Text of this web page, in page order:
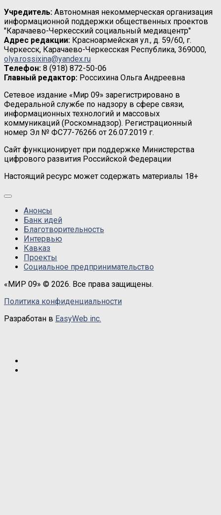
Учредитель: Автономная некоммерческая организация
информационной поддержки общественных проектов
"Карачаево-Черкесский социальный медиацентр"
Адрес редакции: Красноармейская ул., д. 59/60, г.
Черкесск, Карачаево-Черкесская Республика, 369000,
olya.rossixina@yandex.ru
Телефон: 8 (918) 872-50-06
Главный редактор: Россихина Ольга Андреевна
Сетевое издание «Мир 09» зарегистрировано в
Федеральной службе по надзору в сфере связи,
информационных технологий и массовых
коммуникаций (Роскомнадзор). Регистрационный
номер Эл № ФС77-76266 от 26.07.2019 г.
Сайт функционирует при поддержке Министерства
цифрового развития Российской Федерации
Настоящий ресурс может содержать материалы 18+
Анонсы
Банк идей
Благотворительность
Интервью
Кавказ
Проекты
Социальное предпринимательство
«МИР 09» © 2026. Все права защищены.
Политика конфиденциальности
Разработан в EasyWeb inc.